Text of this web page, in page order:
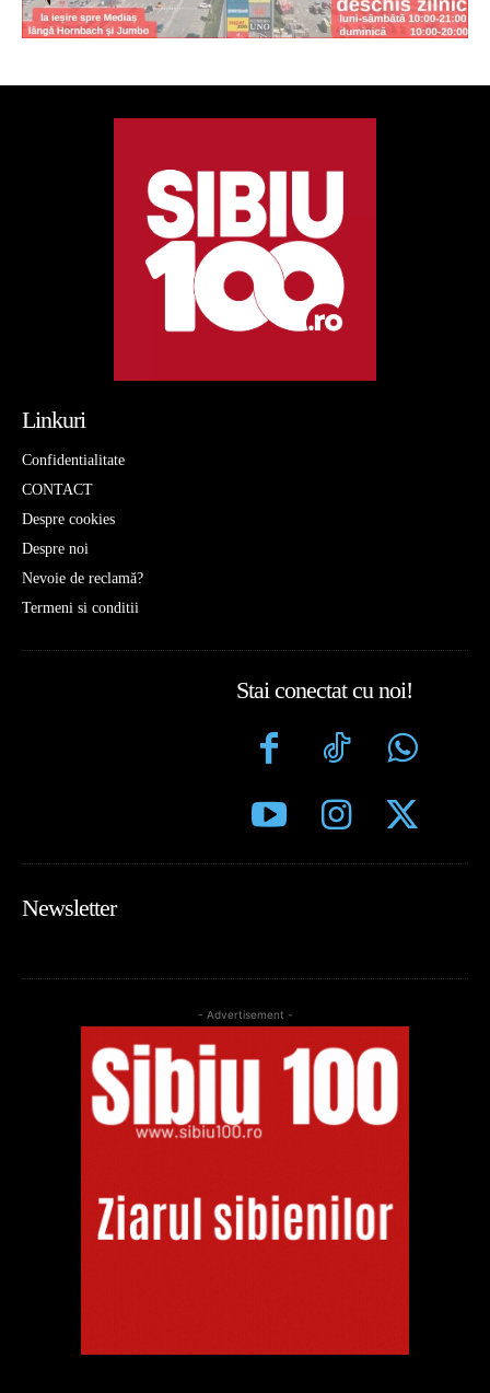
Linkuri
Confidentialitate
CONTACT
Despre cookies
Despre noi
Nevoie de reclamă?
Termeni si conditii
Stai conectat cu noi!
Newsletter
- Advertisement -